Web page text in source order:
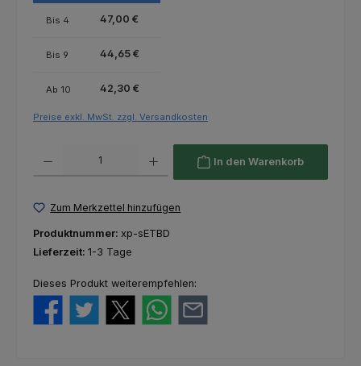
Bis 4 47,00 €
Bis 9 44,65 €
Ab 10 42,30 €
Preise exkl. MwSt. zzgl. Versandkosten
In den Warenkorb
Zum Merkzettel hinzufügen
Produktnummer: xp-sETBD
Lieferzeit: 1-3 Tage
Dieses Produkt weiterempfehlen: